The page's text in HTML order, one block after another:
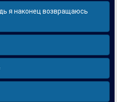
я наконец возвращаюсь